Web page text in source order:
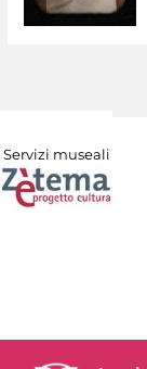
Servizi museali